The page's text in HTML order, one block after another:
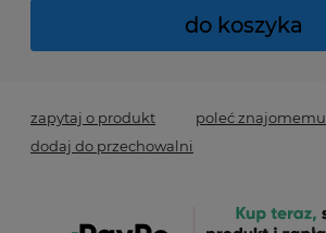
do koszyka
zapytaj o produkt poleć znajomemu
dodaj do przechowalni